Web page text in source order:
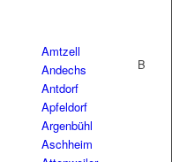
Amtzell
Andechs
Antdorf
Apfeldorf
Argenbühl
Aschheim
B